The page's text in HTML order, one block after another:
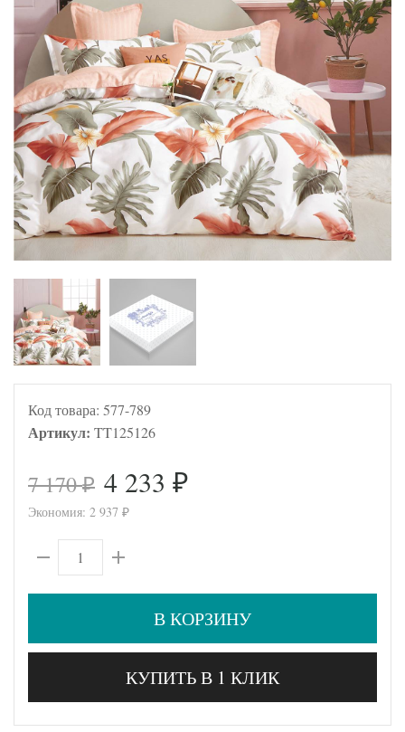
Код товара: 577-789
Артикул: TT125126
7 170₽ 4 233 ₽
Экономия: 2 937 ₽
В КОРЗИНУ
КУПИТЬ В 1 КЛИК